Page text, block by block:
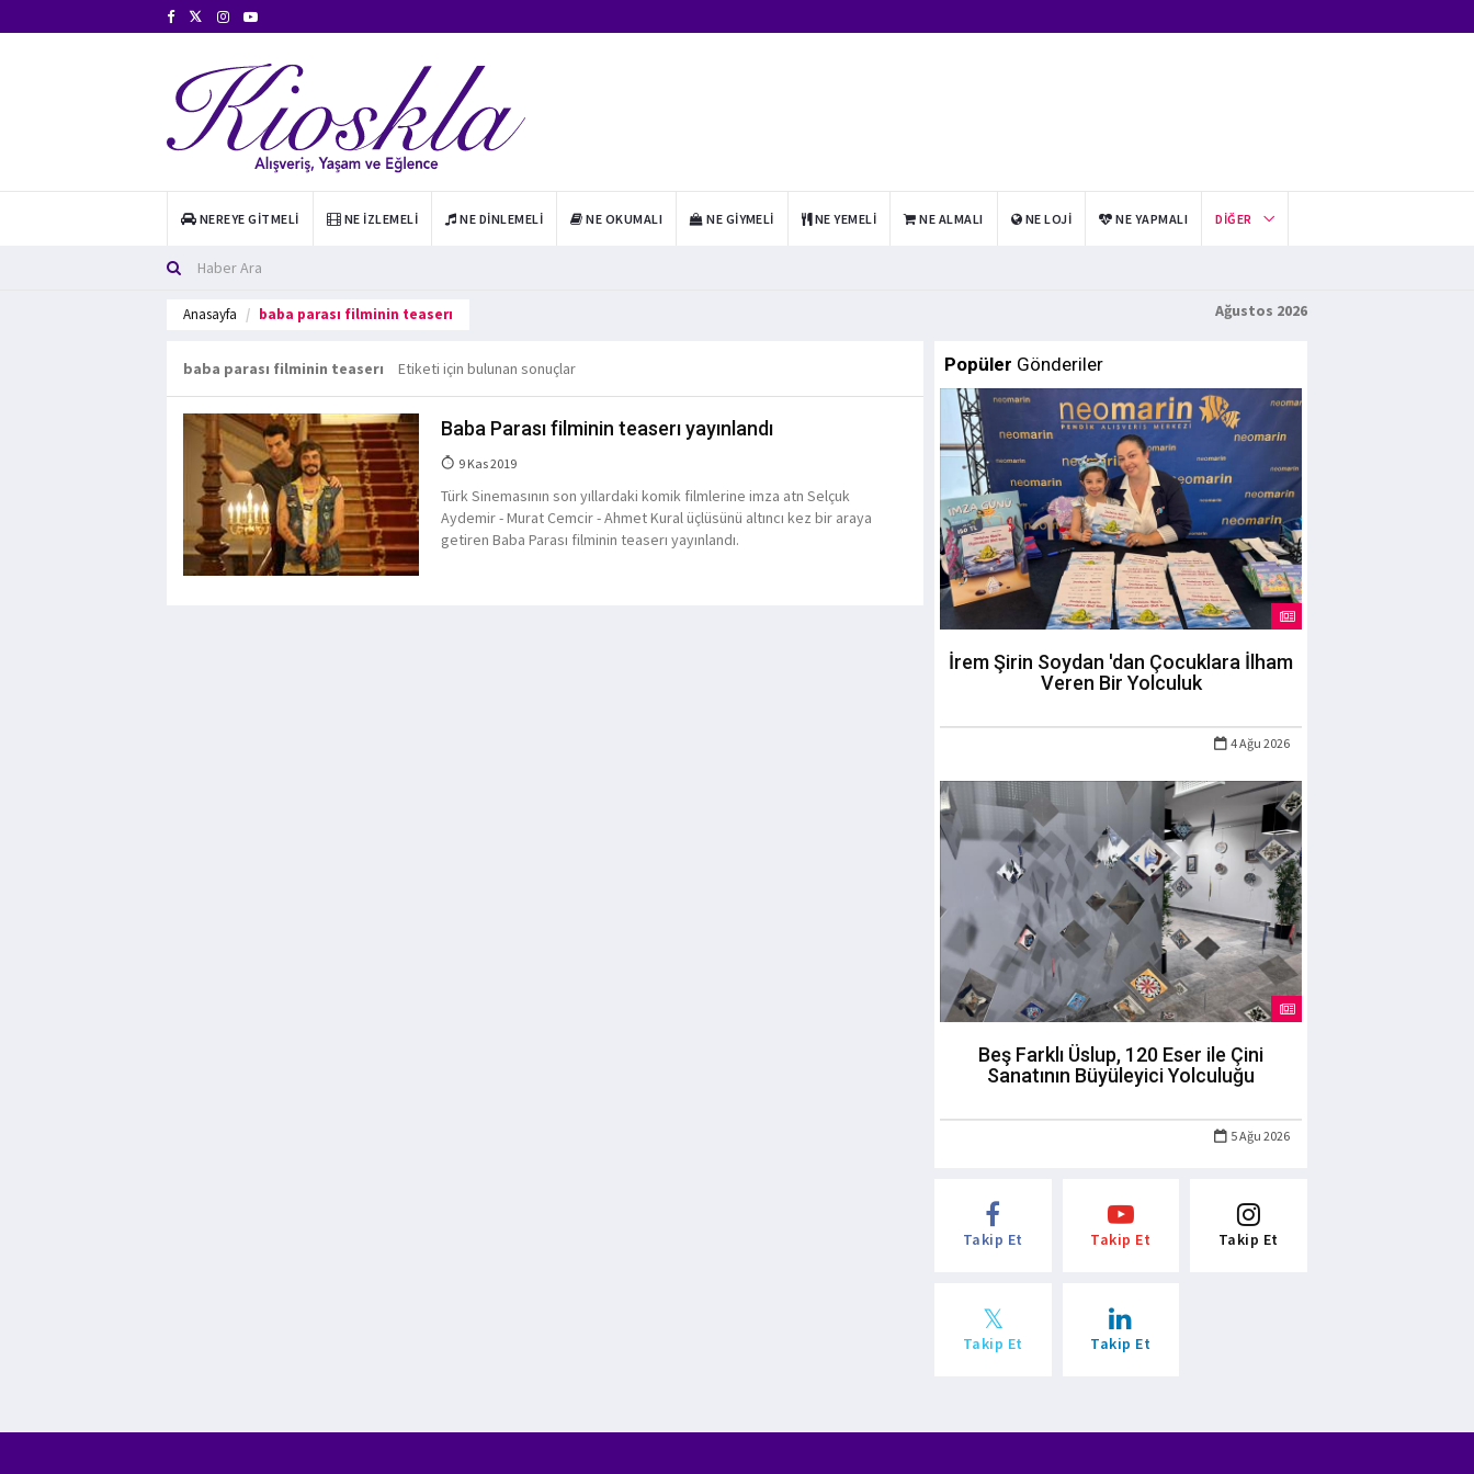
NEREYE GITMELI NE İZLEMELI NE DINLEMELI NE OKUMALI NE GIYMELI NE YEMELI NE ALMALI NE LOJI NE YAPMALI DIĞER
Anasayfa baba parası filminin teaserı Ağustos 2026
baba parası filminin teaserı Etiketi için bulunan sonuçlar
Baba Parası filminin teaserı yayınlandı
9 Kas 2019
Türk Sinemasının son yıllardaki komik filmlerine imza atn Selçuk
Aydemir - Murat Cemcir - Ahmet Kural üçlüsünü altıncı kez bir araya
getiren Baba Parası filminin teaserı yayınlandı.
Popüler Gönderiler
İrem Şirin Soydan 'dan Çocuklara İlham
Veren Bir Yolculuk
4 Ağu 2026
Beş Farklı Üslup, 120 Eser ile Çini
Sanatının Büyüleyici Yolculuğu
5 Ağu 2026
Takip Et Takip Et Takip Et
Takip Et Takip Et